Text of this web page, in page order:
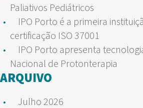
Paliativos Pediátricos
IPO Porto é a primeira
certificação ISO 37001
IPO Porto apresenta
Nacional de Protonterapia
ARQUIVO
Julho 2026